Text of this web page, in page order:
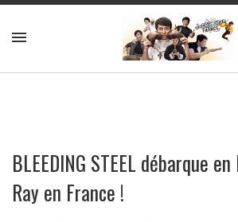
BLEEDING STEEL débarque
Ray en France !